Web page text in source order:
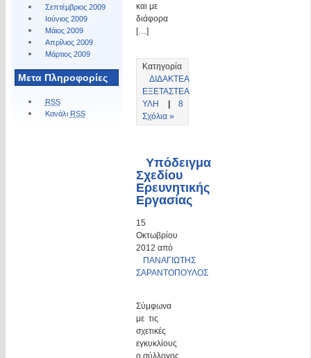
Σεπτέμβριος 2009
Ιούνιος 2009
Μάιος 2009
Απρίλιος 2009
Μάρτιος 2009
Μετα Πληροφορίες
RSS
Κανάλι RSS
και με
διάφορα
[…]
Κατηγορία
ΔΙΔΑΚΤΕΑ
ΕΞΕΤΑΣΤΕΑ
ΥΛΗ
8
Σχόλια »
Υπόδειγμα
Σχεδίου
Ερευνητικής
Εργασίας
15
Οκτωβρίου
2012 από
ΠΑΝΑΓΙΩΤΗΣ
ΣΑΡΑΝΤΟΠΟΥΛΟΣ
Σύμφωνα
με τις
σχετικές
εγκυκλίους
ο σύλλογος